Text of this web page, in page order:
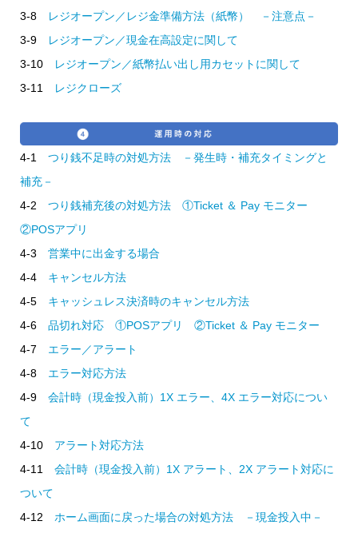
3-8
レジオープン／レジ金準備方法（紙幣） －注意点－
3-9
レジオープン／現金在高設定に関して
3-10
レジオープン／紙幣払い出し用カセットに関して
3-11
レジクローズ
4-1 つり銭不足時の対処方法 －発生時・補充タイミングと
補充－
4-2 つり銭補充後の対処方法 ①Ticket ＆ Pay モニター
②POSアプリ
4-3 営業中に出金する場合
4-4 キャンセル方法
4-5 キャッシュレス決済時のキャンセル方法
4-6 品切れ対応 ①POSアプリ ②Ticket ＆ Pay モニター
4-7 エラー／アラート
4-8 エラー対応方法
4-9 会計時（現金投入前）1X エラー、4X エラー対応につい
て
4-10 アラート対応方法
4-11 会計時（現金投入前）1X アラート、2X アラート対応に
ついて
4-12 ホーム画面に戻った場合の対処方法 －現金投入中－